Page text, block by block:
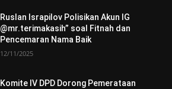
Ruslan Israpilov Polisikan Akun IG
@mr.terimakasih” soal Fitnah dan
Pencemaran Nama Baik
12/11/2025
Komite IV DPD Dorong Pemerataan